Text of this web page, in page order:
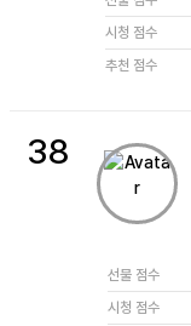
시청 점수
추천 점수
38
선물 점수
시청 점수